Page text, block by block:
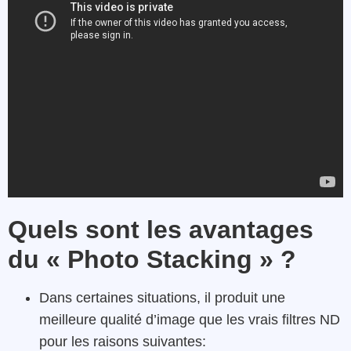
Quels sont les avantages
du « Photo Stacking » ?
Dans certaines situations, il produit une
meilleure qualité d’image que les vrais filtres ND
pour les raisons suivantes: